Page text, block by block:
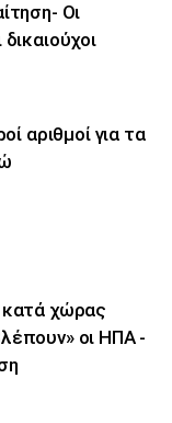
Οι
αριθμοί για τα
χώρας
οι ΗΠΑ -